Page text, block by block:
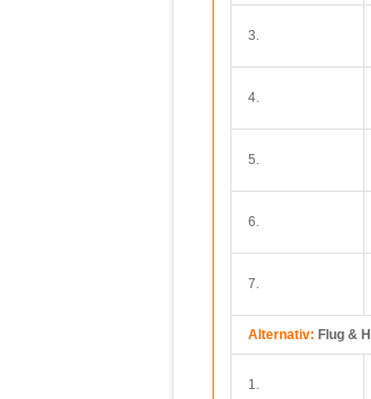
3.
4.
5.
6.
7.
Alternativ: Flug &
1.